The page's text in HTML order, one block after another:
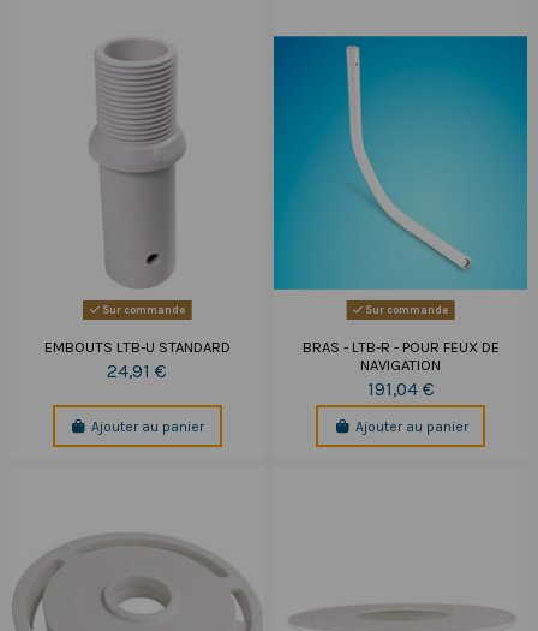
Sur commande
EMBOUTS LTB-U STANDARD
24,91 €
Ajouter au panier
Sur commande
BRAS - LTB-R - POUR FEUX DE
NAVIGATION
191,04 €
Ajouter au panier